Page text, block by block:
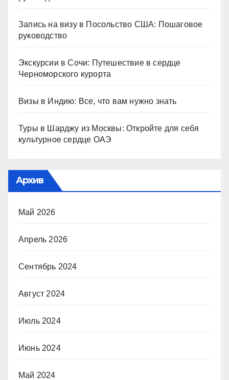
Запись на визу в Посольство США: Пошаговое
руководство
Экскурсии в Сочи: Путешествие в сердце
Черноморского курорта
Визы в Индию: Все, что вам нужно знать
Туры в Шарджу из Москвы: Откройте для себя
культурное сердце ОАЭ
Архив
Май 2026
Апрель 2026
Сентябрь 2024
Август 2024
Июль 2024
Июнь 2024
Май 2024